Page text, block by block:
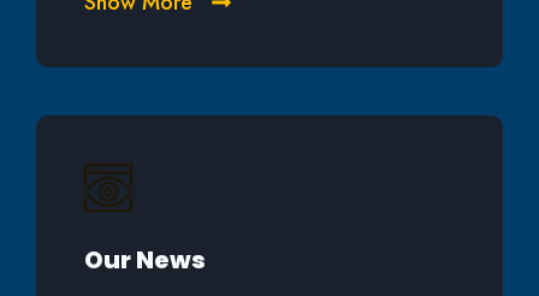
Our News